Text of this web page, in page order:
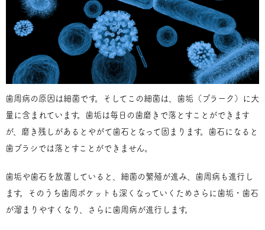
歯周病の原因は細菌です。そしてこの細菌は、歯垢（プラーク）に大
量に含まれています。歯垢は毎日の歯磨きで落とすことができます
が、磨き残しがあるとやがて歯石となって固まります。歯石になると
歯ブラシでは落とすことができません。
歯垢や歯石を放置していると、細菌の繁殖が進み、歯周病も進行し
ます。そのうち歯周ポケットも深くなっていくためさらに歯垢・歯石
が溜まりやすくなり、さらに歯周病が進行します。